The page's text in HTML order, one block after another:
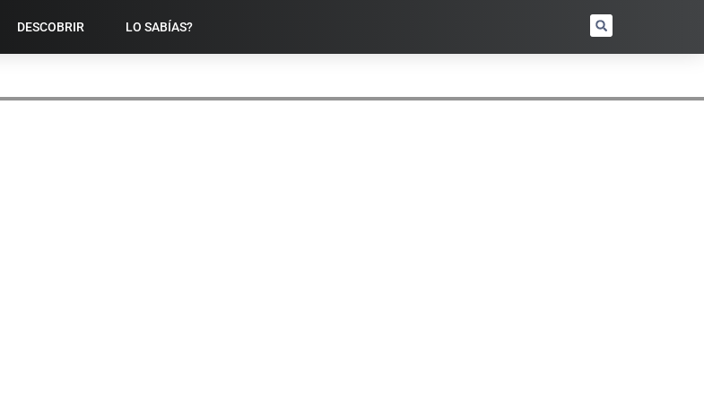
DESCOBRIR LO SABÍAS?